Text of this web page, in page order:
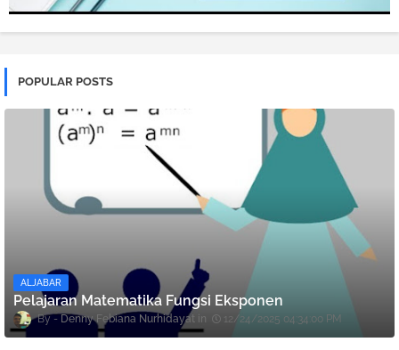
POPULAR POSTS
ALJABAR
Pelajaran Matematika Fungsi Eksponen
Denny Febiana Nurhidayat 12/24/2025 04:34:00 PM